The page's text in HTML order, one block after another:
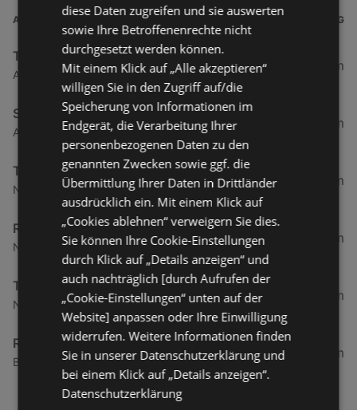
ADRESSE ENTFERNUNG
TUI TravelStar
Adolfsreihe 6, 26548 Norderney
34,2 km
SONNENIDEEN
Am Markt 6a, 26506 Norden
35,63 km
TUI TUI Deutschland GmbH
Neuer Weg 114, 26506 Norden
35,86 km
Reiseagentur Janssen
Neuer Weg 50, 26506 Norden
36,06 km
TUI TUI Deutschland GmbH
Neutorstraße 50, 26721 Emden
43,24 km
Reisebüro am Delft
Burgstraße 1, 26721 Emden
43,44 km
diese Daten zugreifen und sie auswerten
sowie Ihre Betroffenenrechte nicht
durchgesetzt werden können.
Mit einem Klick auf „Alle akzeptieren“
willigen Sie in den Zugriff auf/die
Speicherung von Informationen im
Endgerät, die Verarbeitung Ihrer
personenbezogenen Daten zu den
genannten Zwecken sowie ggf. die
Übermittlung Ihrer Daten in Drittländer
ausdrücklich ein. Mit einem Klick auf
„Cookies ablehnen“ verweigern Sie dies.
Sie können Ihre Cookie-Einstellungen
durch Klick auf „Details anzeigen“ und
auch nachträglich [durch Aufrufen der
„Cookie-Einstellungen“ unten auf der
Website] anpassen oder Ihre Einwilligung
widerrufen. Weitere Informationen finden
Sie in unserer Datenschutzerklärung und
bei einem Klick auf „Details anzeigen“.
Datenschutzerklärung